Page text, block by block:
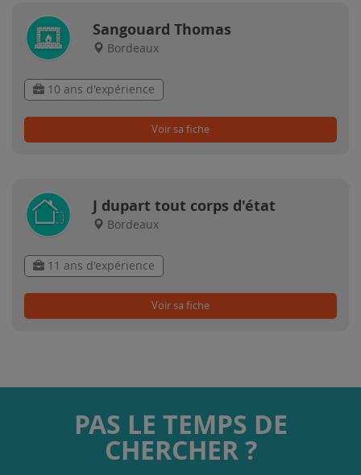
Sangouard Thomas
Bordeaux
10 ans d'expérience
Voir sa fiche
J dupart tout corps d'état
Bordeaux
11 ans d'expérience
Voir sa fiche
PAS LE TEMPS DE
CHERCHER ?